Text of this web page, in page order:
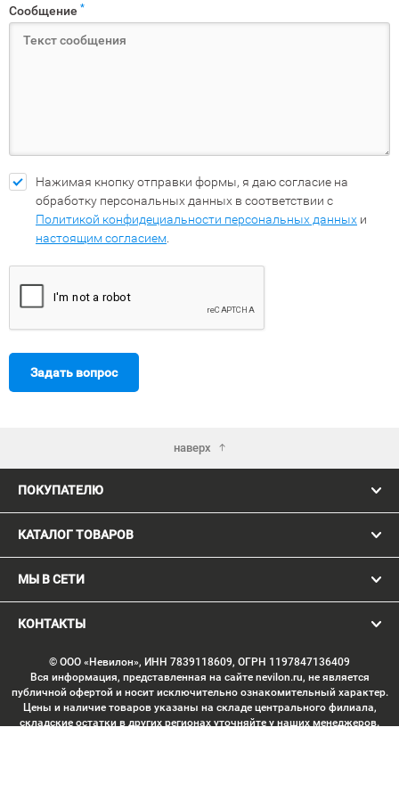
Сообщение *
Нажимая кнопку отправки формы, я даю согласие на
обработку персональных данных в соответствии с
Политикой конфидециальности персональных данных и
настоящим согласием
Задать вопрос
наверх
ПОКУПАТЕЛЮ
КАТАЛОГ ТОВАРОВ
МЫ В СЕТИ
КОНТАКТЫ
© ООО «Невилон», ИНН 7839118609, ОГРН 1197847136409
Вся информация, представленная на сайте nevilon.ru, не является
публичной офертой и носит исключительно ознакомительный характер.
Цены и наличие товаров указаны на складе центрального филиала,
складские остатки в других регионах уточняйте у наших менеджеров.